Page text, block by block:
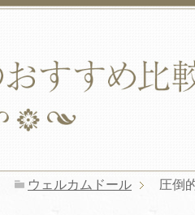
ウェルカムドール 圧倒